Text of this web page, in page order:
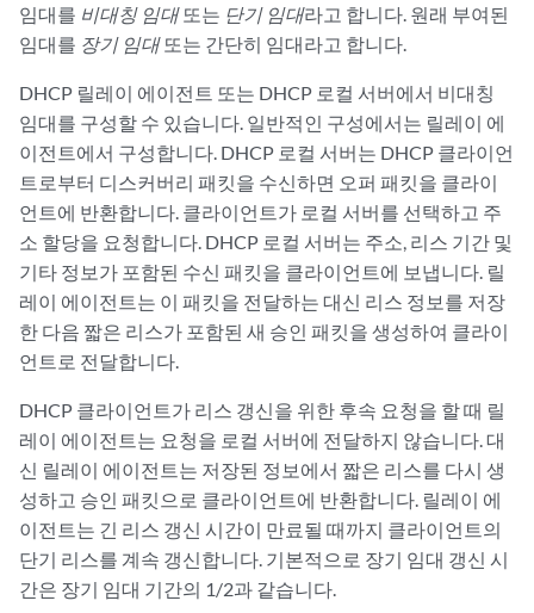
임대를 비대칭 임대또는 단기 임대라고 합니다. 원래 부여된
임대를 장기 임대또는 간단히 임대라고 합니다.
DHCP 릴레이 에이전트 또는 DHCP 로컬 서버에서 비대칭
임대를 구성할 수 있습니다. 일반적인 구성에서는 릴레이 에
이전트에서 구성합니다. DHCP 로컬 서버는 DHCP 클라이언
트로부터 디스커버리 패킷을 수신하면 오퍼 패킷을 클라이
언트에 반환합니다. 클라이언트가 로컬 서버를 선택하고 주
소 할당을 요청합니다. DHCP 로컬 서버는 주소, 리스 기간 및
기타 정보가 포함된 수신 패킷을 클라이언트에 보냅니다. 릴
레이 에이전트는 이 패킷을 전달하는 대신 리스 정보를 저장
한 다음 짧은 리스가 포함된 새 승인 패킷을 생성하여 클라이
언트로 전달합니다.
DHCP 클라이언트가 리스 갱신을 위한 후속 요청을 할 때 릴
레이 에이전트는 요청을 로컬 서버에 전달하지 않습니다. 대
신 릴레이 에이전트는 저장된 정보에서 짧은 리스를 다시 생
성하고 승인 패킷으로 클라이언트에 반환합니다. 릴레이 에
이전트는 긴 리스 갱신 시간이 만료될 때까지 클라이언트의
단기 리스를 계속 갱신합니다. 기본적으로 장기 임대 갱신 시
간은 장기 임대 기간의 1/2과 같습니다.